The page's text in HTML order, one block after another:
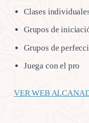
Clases
Grupos de
Grupos de
Juega con el pro
VER WEB